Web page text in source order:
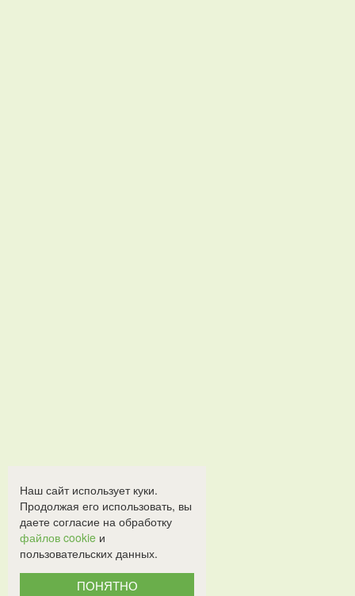
Наш сайт использует куки.
Продолжая его использовать, вы
даете согласие на обработку
файлов cookie и
пользовательских данных.
ПОНЯТНО